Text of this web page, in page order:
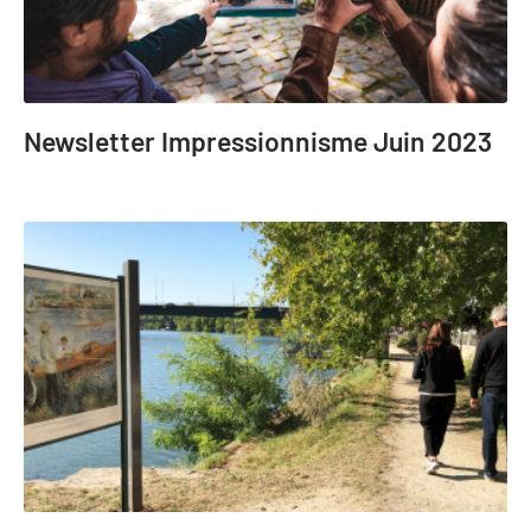
Newsletter Impressionnisme Juin 2023